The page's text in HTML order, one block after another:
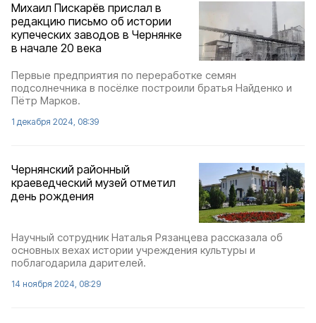
Михаил Пискарёв прислал в
редакцию письмо об истории
купеческих заводов в Чернянке
в начале 20 века
Первые предприятия по переработке семян
подсолнечника в посёлке построили братья Найденко и
Пётр Марков.
1 декабря 2024, 08:39
Чернянский районный
краеведческий музей отметил
день рождения
Научный сотрудник Наталья Рязанцева рассказала об
основных вехах истории учреждения культуры и
поблагодарила дарителей.
14 ноября 2024, 08:29